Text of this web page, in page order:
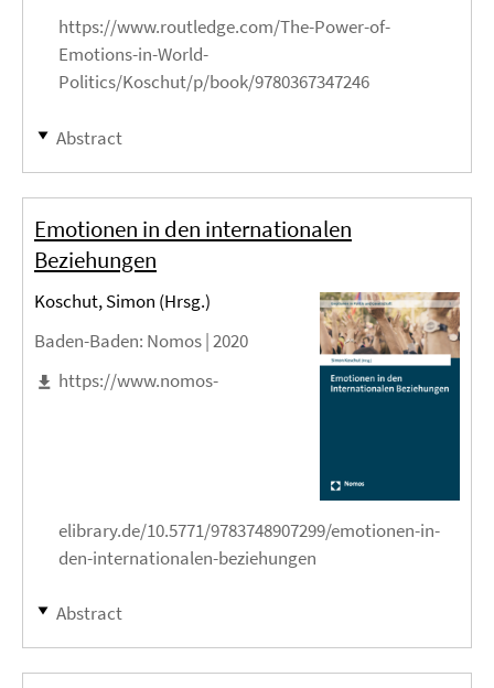
https://www.routledge.com/The-Power-of-
Emotions-in-World-
Politics/Koschut/p/book/9780367347246
Abstract
Emotionen in den internationalen
Beziehungen
Koschut, Simon (Hrsg.)
Baden-Baden: Nomos |2020
https://www.nomos-
elibrary.de/10.5771/9783748907299/emotionen-in-
den-internationalen-beziehungen
Abstract